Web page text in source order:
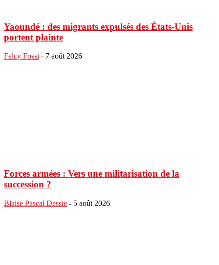
Yaoundé : des migrants expulsés des États-Unis
portent plainte
Felcy Fossi - 7 août 2026
Forces armées : Vers une militarisation de la
succession ?
Blaise Pascal Dassie - 5 août 2026